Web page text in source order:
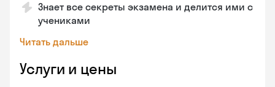
Знает все секреты экзамена и делится ими с
учениками
Читать дальше
Услуги и цены